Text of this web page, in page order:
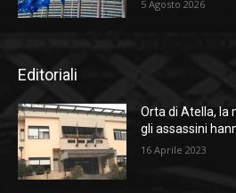
5 Agosto 2026
Editoriali
Orta di Atella, la
gli assassini
16 Aprile 2023